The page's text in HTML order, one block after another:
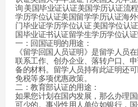
询 美国毕业证认证美国学历认证流
学历学位认证美国留学学历认证海
门毕业证学历学位认证 美国学位认
国毕业证书认证留学生学历学位认
一：回国证明的用途：
《留学回国人员证明》是留学人员
联系工作、创办企业、落转户口、
备的材料。留学人员持有此证明还
免税等多项优惠政策。
二：教育部认证的用途：
如果您计划在国内发展，那么办理
可少的。事业性用人单位如银行，